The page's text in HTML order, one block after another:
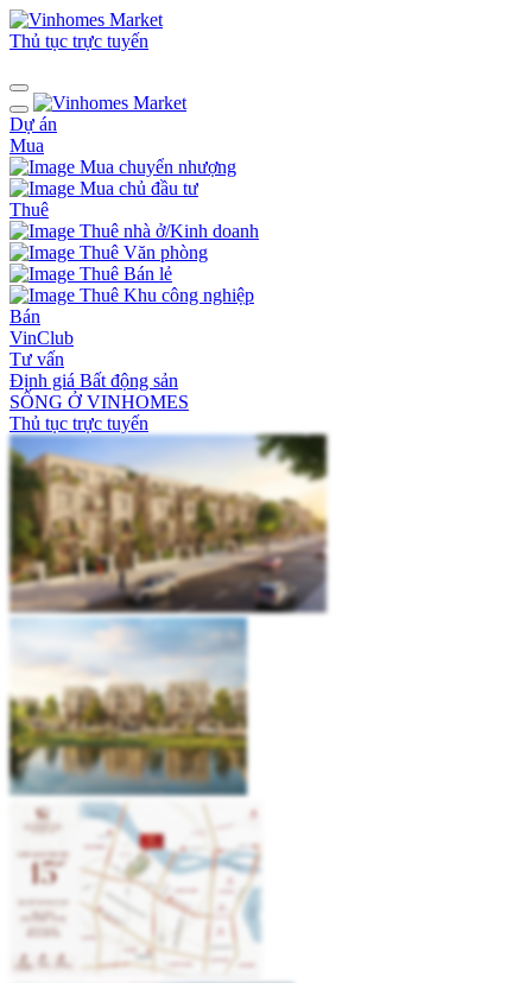
Thủ tục trực tuyến
Dự án
Mua
Mua chuyển nhượng
Mua chủ đầu tư
Thuê
Thuê nhà ở/Kinh doanh
Thuê Văn phòng
Thuê Bán lẻ
Thuê Khu công nghiệp
Bán
VinClub
Tư vấn
Định giá Bất động sản
SỐNG Ở VINHOMES
Thủ tục trực tuyến